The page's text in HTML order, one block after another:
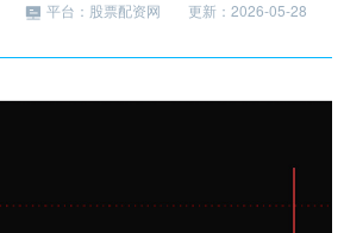
平台：股票配资网
更新：2026-05-28